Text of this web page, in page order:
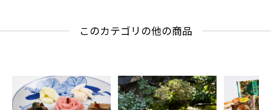
このカテゴリの他の商品